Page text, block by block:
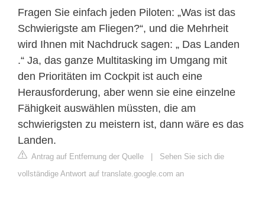
Fragen Sie einfach jeden Piloten: „Was ist das
Schwierigste am Fliegen?“, und die Mehrheit
wird Ihnen mit Nachdruck sagen: „ Das Landen
.“ Ja, das ganze Multitasking im Umgang mit
den Prioritäten im Cockpit ist auch eine
Herausforderung, aber wenn sie eine einzelne
Fähigkeit auswählen müssten, die am
schwierigsten zu meistern ist, dann wäre es das
Landen.
Antrag auf Entfernung der Quelle | Sehen Sie sich die
vollständige Antwort auf translate.google.com an